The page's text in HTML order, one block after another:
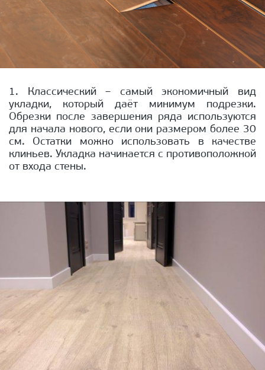
1. Классический – самый экономичный вид
укладки, который даёт минимум подрезки.
Обрезки после завершения ряда используются
для начала нового, если они размером более 30
см. Остатки можно использовать в качестве
клиньев. Укладка начинается с противоположной
от входа стены.